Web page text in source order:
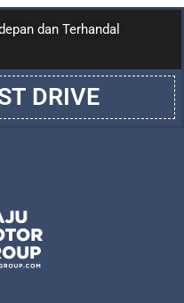
dan Terhandal
DRIVE